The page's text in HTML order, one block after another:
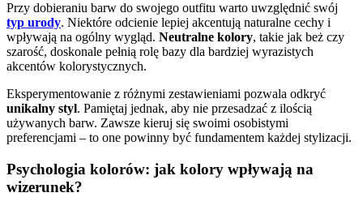
Przy dobieraniu barw do swojego outfitu warto uwzględnić swój
typ urody. Niektóre odcienie lepiej akcentują naturalne cechy i
wpływają na ogólny wygląd. Neutralne kolory, takie jak beż czy
szarość, doskonale pełnią rolę bazy dla bardziej wyrazistych
akcentów kolorystycznych.
Eksperymentowanie z różnymi zestawieniami pozwala odkryć
unikalny styl. Pamiętaj jednak, aby nie przesadzać z ilością
używanych barw. Zawsze kieruj się swoimi osobistymi
preferencjami – to one powinny być fundamentem każdej stylizacji.
Psychologia kolorów: jak kolory wpływają na
wizerunek?